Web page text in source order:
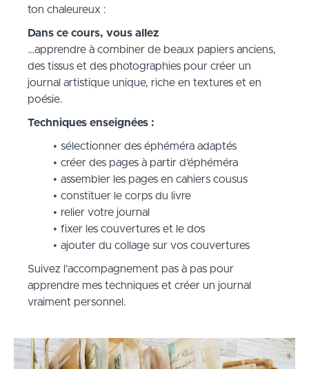
ton chaleureux :
Dans ce cours, vous allez
…apprendre à combiner de beaux papiers anciens,
des tissus et des photographies pour créer un
journal artistique unique, riche en textures et en
poésie.
Techniques enseignées :
sélectionner des éphéméra adaptés
créer des pages à partir d’éphéméra
assembler les pages en cahiers cousus
constituer le corps du livre
relier votre journal
fixer les couvertures et le dos
ajouter du collage sur vos couvertures
Suivez l’accompagnement pas à pas pour
apprendre mes techniques et créer un journal
vraiment personnel.